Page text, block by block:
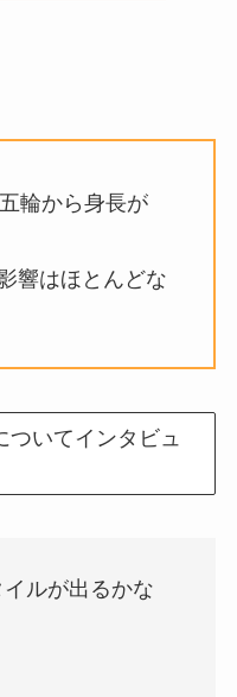
輪から身長が
響はほとんどな
ついてインタビュ
ルが出るかな